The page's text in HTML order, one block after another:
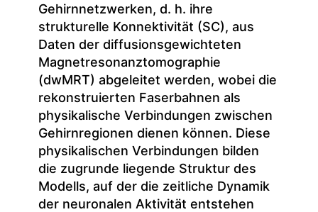
Gehirnnetzwerken, d. h. ihre
strukturelle Konnektivität (SC), aus
Daten der diffusionsgewichteten
Magnetresonanztomographie
(dwMRT) abgeleitet werden, wobei die
rekonstruierten Faserbahnen als
physikalische Verbindungen zwischen
Gehirnregionen dienen können. Diese
physikalischen Verbindungen bilden
die zugrunde liegende Struktur des
Modells, auf der die zeitliche Dynamik
der neuronalen Aktivität entstehen